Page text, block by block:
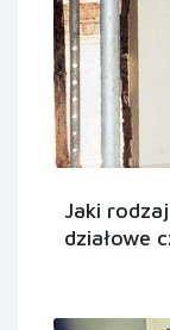
Jaki
działowe